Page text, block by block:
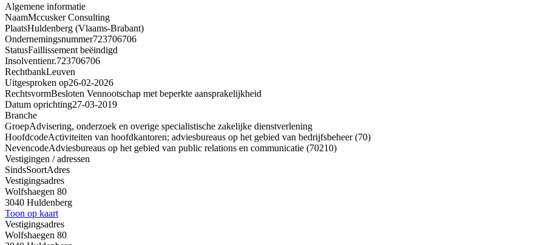
Algemene informatie
NaamMccusker Consulting
PlaatsHuldenberg (Vlaams-Brabant)
Ondernemingsnummer723706706
StatusFaillissement beëindigd
Insolventienr.723706706
RechtbankLeuven
Uitgesproken op26-02-2026
RechtsvormBesloten Vennootschap met beperkte aansprakelijkheid
Datum oprichting27-03-2019
Branche
GroepAdvisering, onderzoek en overige specialistische zakelijke dienstverlening
HoofdcodeActiviteiten van hoofdkantoren; adviesbureaus op het gebied van bedrijfsbeheer (70)
NevencodeAdviesbureaus op het gebied van public relations en communicatie (70210)
Vestigingen / adressen
SindsSoortAdres
Vestigingsadres
Wolfshaegen 80
3040 Huldenberg
Toon op kaart
Vestigingsadres
Wolfshaegen 80